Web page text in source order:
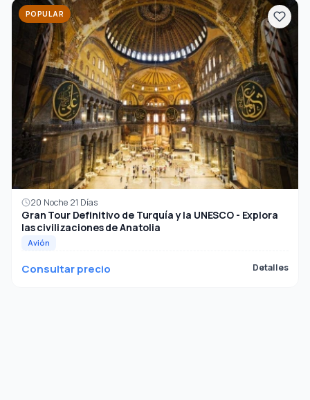
POPULAR
20 Noche 21 Días
Gran Tour Definitivo de Turquía y la UNESCO - Explora
las civilizaciones de Anatolia
Avión
Consultar precio Detalles